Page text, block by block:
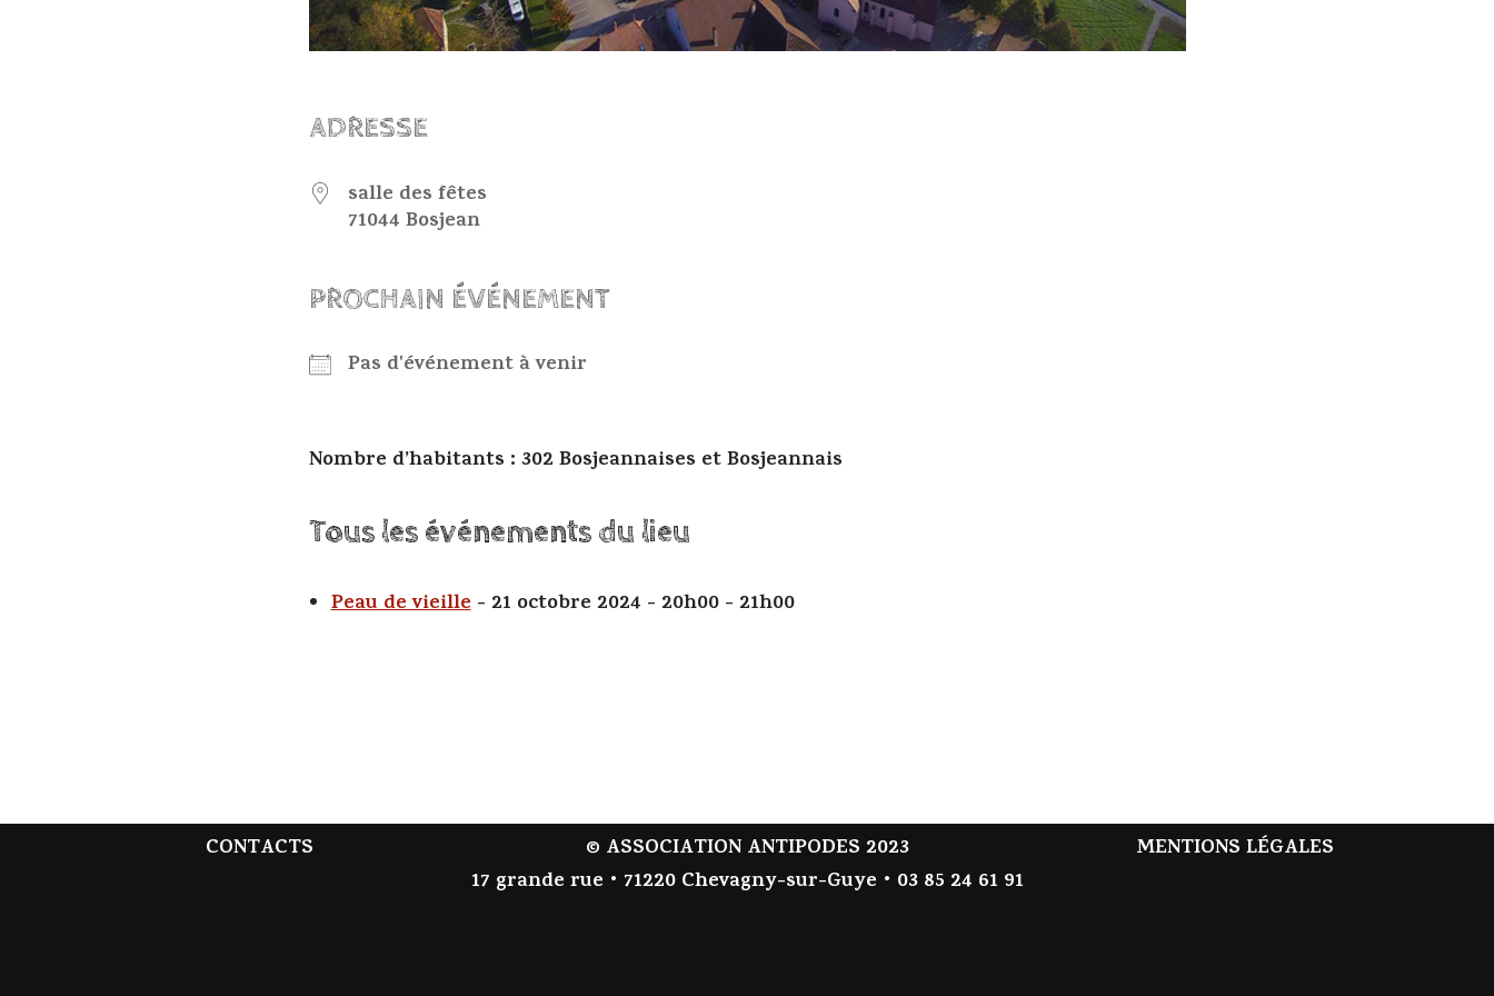
ADRESSE
salle des fêtes
71044 Bosjean
PROCHAIN ÉVÉNEMENT
Pas d'événement à venir
Nombre d’habitants : 302 Bosjeannaises et Bosjeannais
Tous les événements du lieu
Peau de vieille- 21 octobre 2024 - 20h00 - 21h00
CONTACTS
© ASSOCIATION ANTIPODES 2023
17 grande rue • 71220 Chevagny-sur-Guye • 03 85 24 61 91
MENTIONS LÉGALES